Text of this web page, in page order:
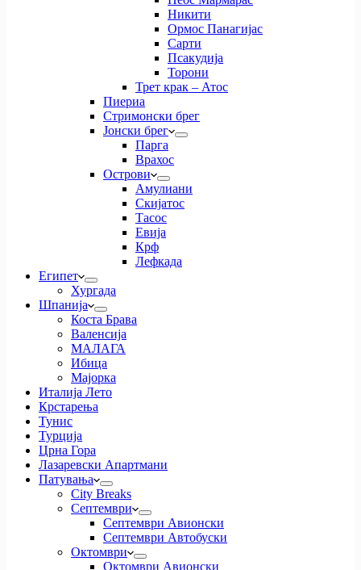
Никити
Ормос Панагијас
Сарти
Псакудија
Торони
Трет крак – Атос
Пиериа
Стримонски брег
Јонски брег
Парга
Врахос
Острови
Амулиани
Скијатос
Тасос
Евија
Крф
Лефкада
Египет
Хургада
Шпанија
Коста Брава
Валенсија
МАЛАГА
Ибица
Мајорка
Италија Лето
Крстарења
Тунис
Турција
Црна Гора
Лазаревски Апартмани
Патувања
City Breaks
Септември
Септември Авионски
Септември Автобуски
Октомври
Октомври Авионски